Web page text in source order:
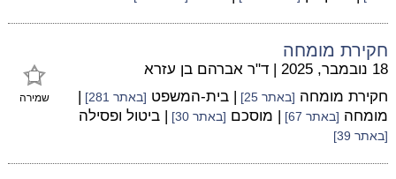
חקירת מומחה
שמירה
18 נובמבר, 2025 | ד"ר אברהם בן עזרא
חקירת מומחה [באתר 25] | בית-המשפט [באתר 281]
|
מומחה [באתר 67] | מוסכם [באתר 30] | ביטול ופסילה
[באתר 39]